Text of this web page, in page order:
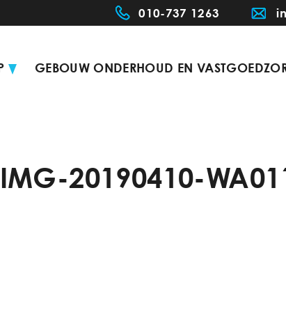
010-737 1263
GEBOUW ONDERHOUD EN
IMG-20190410-